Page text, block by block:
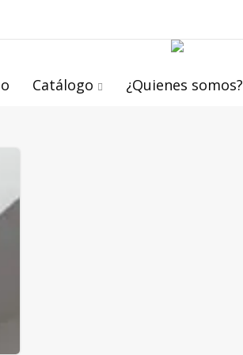
Catálogo ¿Quienes somos?